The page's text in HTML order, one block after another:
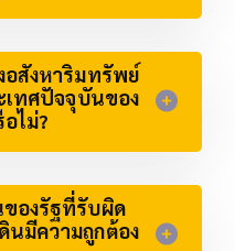
สังหาริมทรัพย์
เทศปัจจุบันของ
ไม่?​
องรัฐที่รับผิด
มีความถูกต้อง